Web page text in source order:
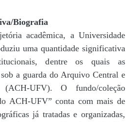
Biografia
acadêmica, a Universidade
uma quantidade significativa
dentre os quais as
a guarda do Arquivo Central e
UFV). O fundo/coleção
ACH-UFV” conta com mais de
já tratadas e organizadas,